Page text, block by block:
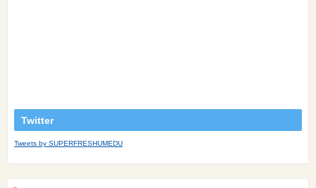
Twitter
Tweets by SUPERFRESHUMEDU